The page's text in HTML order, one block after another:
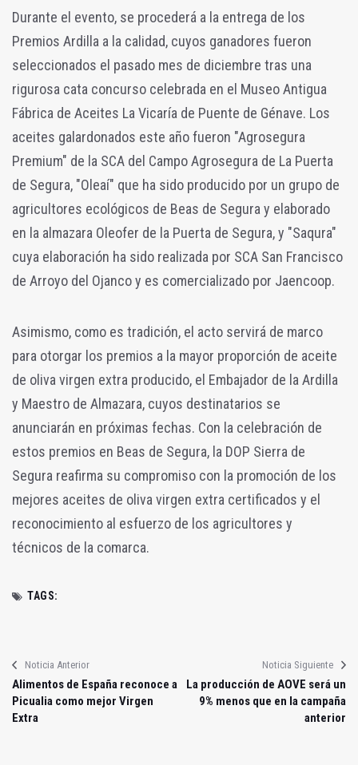
Durante el evento, se procederá a la entrega de los
Premios Ardilla a la calidad, cuyos ganadores fueron
seleccionados el pasado mes de diciembre tras una
rigurosa cata concurso celebrada en el Museo Antigua
Fábrica de Aceites La Vicaría de Puente de Génave. Los
aceites galardonados este año fueron "Agrosegura
Premium" de la SCA del Campo Agrosegura de La Puerta
de Segura, "Oleaí" que ha sido producido por un grupo de
agricultores ecológicos de Beas de Segura y elaborado
en la almazara Oleofer de la Puerta de Segura, y "Saqura"
cuya elaboración ha sido realizada por SCA San Francisco
de Arroyo del Ojanco y es comercializado por Jaencoop.
Asimismo, como es tradición, el acto servirá de marco
para otorgar los premios a la mayor proporción de aceite
de oliva virgen extra producido, el Embajador de la Ardilla
y Maestro de Almazara, cuyos destinatarios se
anunciarán en próximas fechas. Con la celebración de
estos premios en Beas de Segura, la DOP Sierra de
Segura reafirma su compromiso con la promoción de los
mejores aceites de oliva virgen extra certificados y el
reconocimiento al esfuerzo de los agricultores y
técnicos de la comarca.
TAGS:
Noticia Anterior
Alimentos de España reconoce a
Picualia como mejor Virgen
Extra
Noticia Siguiente
La producción de AOVE será un
9% menos que en la campaña
anterior